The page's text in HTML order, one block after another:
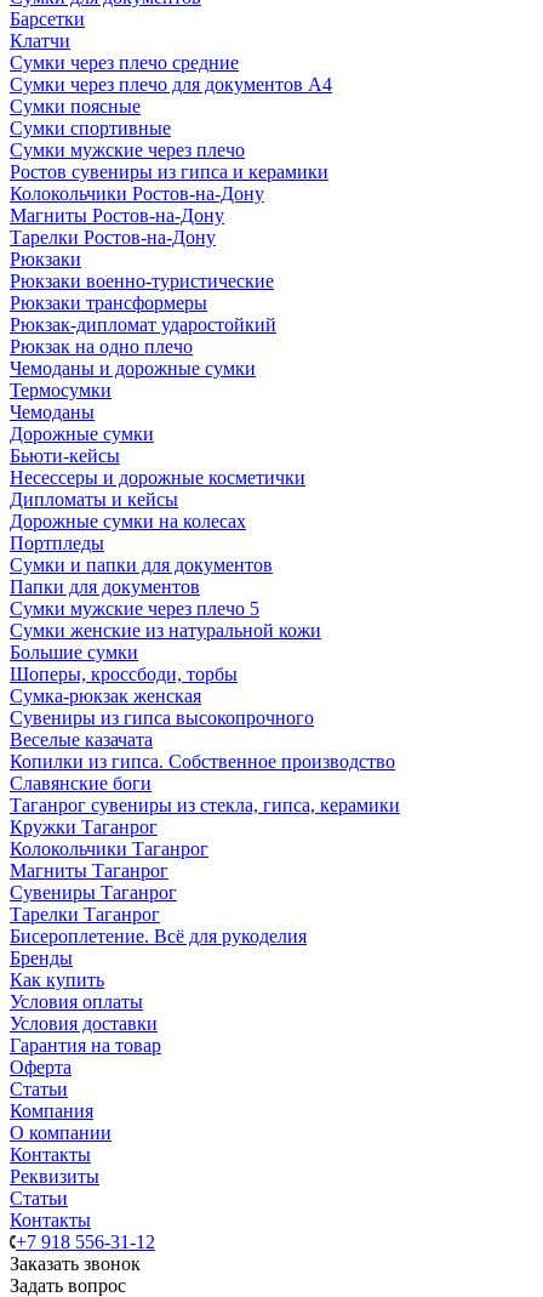
Барсетки
Клатчи
Сумки через плечо средние
Сумки через плечо для документов А4
Сумки поясные
Сумки спортивные
Сумки мужские через плечо
Ростов сувениры из гипса и керамики
Колокольчики Ростов-на-Дону
Магниты Ростов-на-Дону
Тарелки Ростов-на-Дону
Рюкзаки
Рюкзаки военно-туристические
Рюкзаки трансформеры
Рюкзак-дипломат ударостойкий
Рюкзак на одно плечо
Чемоданы и дорожные сумки
Термосумки
Чемоданы
Дорожные сумки
Бьюти-кейсы
Несессеры и дорожные косметички
Дипломаты и кейсы
Дорожные сумки на колесах
Портпледы
Сумки и папки для документов
Папки для документов
Сумки мужские через плечо 5
Сумки женские из натуральной кожи
Большие сумки
Шоперы, кроссбоди, торбы
Сумка-рюкзак женская
Сувениры из гипса высокопрочного
Веселые казачата
Копилки из гипса. Собственное производство
Славянские боги
Таганрог сувениры из стекла, гипса, керамики
Кружки Таганрог
Колокольчики Таганрог
Магниты Таганрог
Сувениры Таганрог
Тарелки Таганрог
Бисероплетение. Всё для рукоделия
Бренды
Как купить
Условия оплаты
Условия доставки
Гарантия на товар
Оферта
Статьи
Компания
О компании
Контакты
Реквизиты
Статьи
Контакты
+7 918 556-31-12
Заказать звонок
Задать вопрос